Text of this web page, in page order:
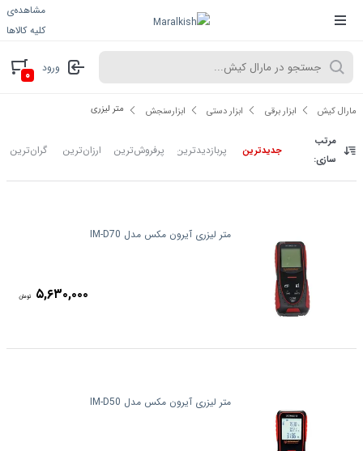
مشاهده‌ی
کلیه کالاها
ورود ۰
مارال کیش ابزار برقی ابزار دستی ابزارسنجش متر لیزری
مرتب
سازی:
جدیدترین پربازدیدترین پرفروش‌ترین ارزان‌ترین گران‌ترین
متر لیزری آیرون مکس مدل IM-D70
۵,۶۳۰,۰۰۰ تومان
متر لیزری آیرون مکس مدل IM-D50